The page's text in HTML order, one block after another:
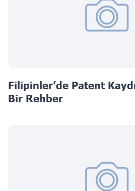
Filipinler’de Patent
Bir Rehber